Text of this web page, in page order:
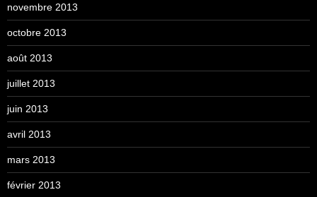
novembre 2013
octobre 2013
août 2013
juillet 2013
juin 2013
avril 2013
mars 2013
février 2013